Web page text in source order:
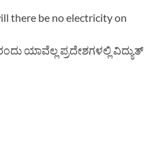
there be no electricity on
ಯಾವೆಲ್ಲ ಪ್ರದೇಶಗಳಲ್ಲಿ ವಿದ್ಯುತ್